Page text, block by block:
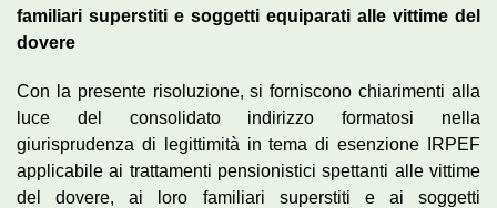
familiari superstiti e soggetti equiparati alle vittime del
dovere
Con la presente risoluzione, si forniscono chiarimenti alla
luce del consolidato indirizzo formatosi nella
giurisprudenza di legittimità in tema di esenzione IRPEF
applicabile ai trattamenti pensionistici spettanti alle vittime
del dovere, ai loro familiari superstiti e ai soggetti